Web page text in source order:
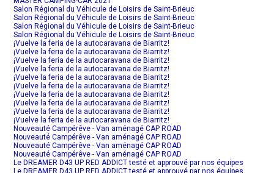
Salon Régional du Véhicule de Loisirs de Saint-Brieuc
Salon Régional du Véhicule de Loisirs de Saint-Brieuc
Salon Régional du Véhicule de Loisirs de Saint-Brieuc
Salon Régional du Véhicule de Loisirs de Saint-Brieuc
¡Vuelve la feria de la autocaravana de Biarritz!
¡Vuelve la feria de la autocaravana de Biarritz!
¡Vuelve la feria de la autocaravana de Biarritz!
¡Vuelve la feria de la autocaravana de Biarritz!
¡Vuelve la feria de la autocaravana de Biarritz!
¡Vuelve la feria de la autocaravana de Biarritz!
¡Vuelve la feria de la autocaravana de Biarritz!
¡Vuelve la feria de la autocaravana de Biarritz!
¡Vuelve la feria de la autocaravana de Biarritz!
¡Vuelve la feria de la autocaravana de Biarritz!
Nouveauté Campérêve - Van aménagé CAP ROAD
Nouveauté Campérêve - Van aménagé CAP ROAD
Nouveauté Campérêve - Van aménagé CAP ROAD
Nouveauté Campérêve - Van aménagé CAP ROAD
Le DREAMER D43 UP RED ADDICT testé et approuvé par nos équipes
Le DREAMER D43 UP RED ADDICT testé et approuvé par nos équipes